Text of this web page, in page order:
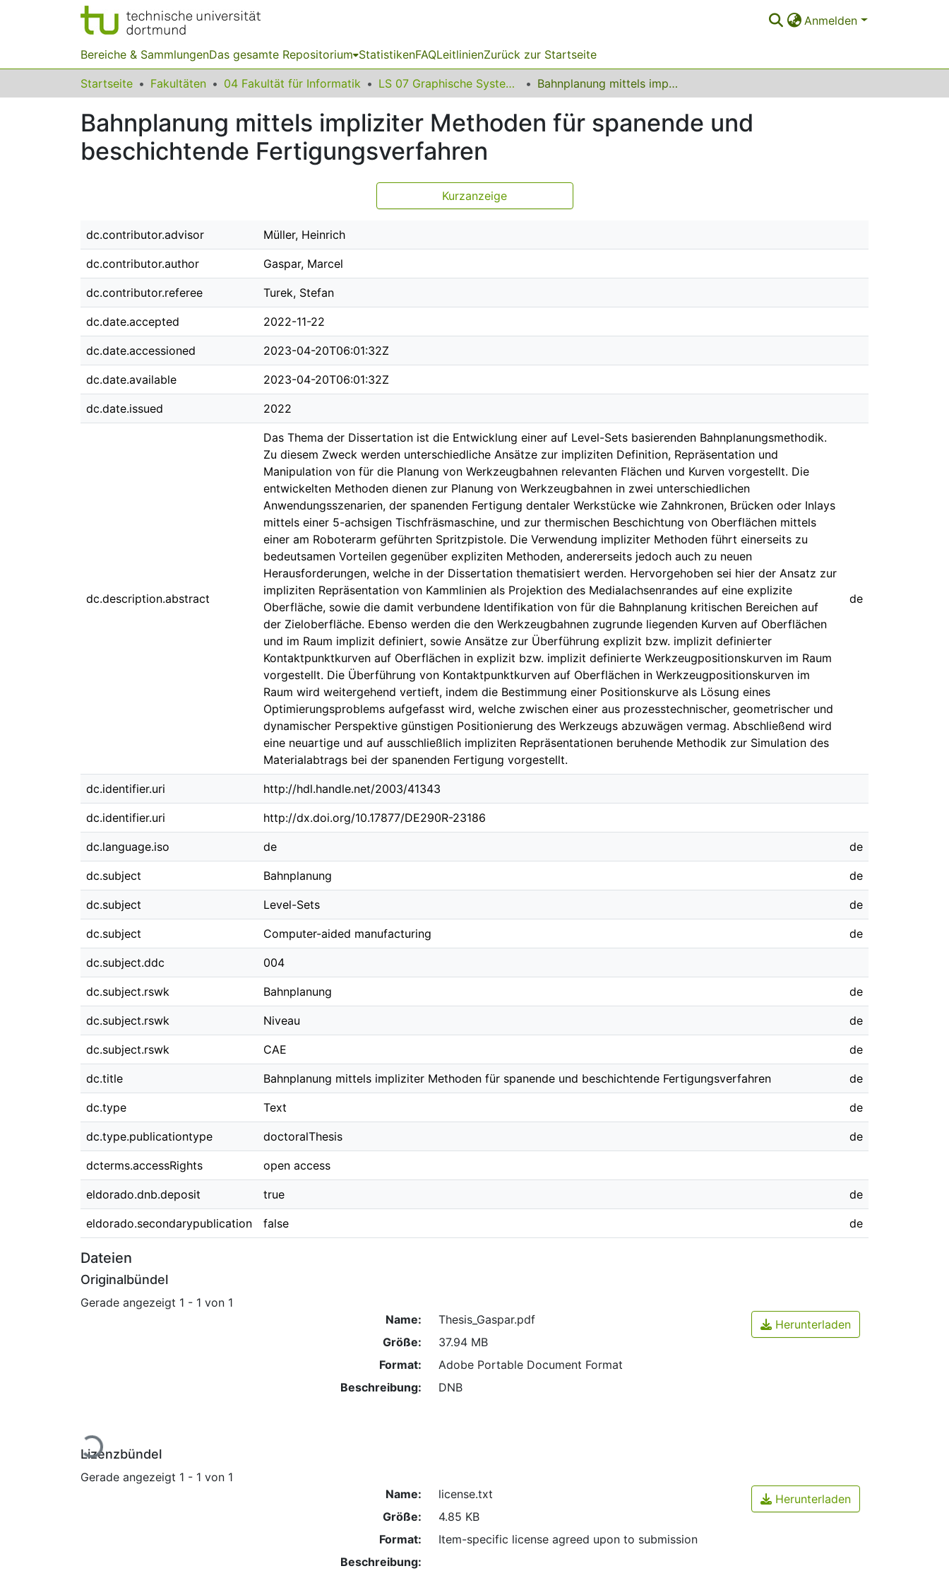
Anmelden
Bereiche & SammlungenDas gesamte Repositorium StatistikenFAQLeitlinienZurück zur Startseite
Startseite Fakultäten 04 Fakultät für Informatik LS 07 Graphische Systeme Bahnplanung mittels impliziter Methoden für spanende und beschichtende Fertigungsverfahren
Bahnplanung mittels impliziter Methoden für spanende und
beschichtende Fertigungsverfahren
Kurzanzeige
dc.contributor.advisor Müller, Heinrich
dc.contributor.author Gaspar, Marcel
dc.contributor.referee Turek, Stefan
dc.date.accepted 2022-11-22
dc.date.accessioned 2023-04-20T06:01:32Z
dc.date.available 2023-04-20T06:01:32Z
dc.date.issued 2022
dc.description.abstract
Das Thema der Dissertation ist die Entwicklung einer auf Level-Sets basierenden Bahnplanungsmethodik.
Zu diesem Zweck werden unterschiedliche Ansätze zur impliziten Definition, Repräsentation und
Manipulation von für die Planung von Werkzeugbahnen relevanten Flächen und Kurven vorgestellt. Die
entwickelten Methoden dienen zur Planung von Werkzeugbahnen in zwei unterschiedlichen
Anwendungsszenarien, der spanenden Fertigung dentaler Werkstücke wie Zahnkronen, Brücken oder Inlays
mittels einer 5-achsigen Tischfräsmaschine, und zur thermischen Beschichtung von Oberflächen mittels
einer am Roboterarm geführten Spritzpistole. Die Verwendung impliziter Methoden führt einerseits zu
bedeutsamen Vorteilen gegenüber expliziten Methoden, andererseits jedoch auch zu neuen
Herausforderungen, welche in der Dissertation thematisiert werden. Hervorgehoben sei hier der Ansatz zur
impliziten Repräsentation von Kammlinien als Projektion des Medialachsenrandes auf eine explizite
Oberfläche, sowie die damit verbundene Identifikation von für die Bahnplanung kritischen Bereichen auf
der Zieloberfläche. Ebenso werden die den Werkzeugbahnen zugrunde liegenden Kurven auf Oberflächen
und im Raum implizit definiert, sowie Ansätze zur Überführung explizit bzw. implizit definierter
Kontaktpunktkurven auf Oberflächen in explizit bzw. implizit definierte Werkzeugpositionskurven im Raum
vorgestellt. Die Überführung von Kontaktpunktkurven auf Oberflächen in Werkzeugpositionskurven im
Raum wird weitergehend vertieft, indem die Bestimmung einer Positionskurve als Lösung eines
Optimierungsproblems aufgefasst wird, welche zwischen einer aus prozesstechnischer, geometrischer und
dynamischer Perspektive günstigen Positionierung des Werkzeugs abzuwägen vermag. Abschließend wird
eine neuartige und auf ausschließlich impliziten Repräsentationen beruhende Methodik zur Simulation des
Materialabtrags bei der spanenden Fertigung vorgestellt.
de
dc.identifier.uri http://hdl.handle.net/2003/41343
dc.identifier.uri http://dx.doi.org/10.17877/DE290R-23186
dc.language.iso de de
dc.subject Bahnplanung de
dc.subject Level-Sets de
dc.subject Computer-aided manufacturing de
dc.subject.ddc 004
dc.subject.rswk Bahnplanung de
dc.subject.rswk Niveau de
dc.subject.rswk CAE de
dc.title Bahnplanung mittels impliziter Methoden für spanende und beschichtende Fertigungsverfahren de
dc.type Text de
dc.type.publicationtype doctoralThesis de
dcterms.accessRights open access
eldorado.dnb.deposit true de
eldorado.secondarypublication false de
Dateien
Originalbündel
Gerade angezeigt 1 - 1 von 1
Lade...
Name:
Thesis_Gaspar.pdf
Größe:
37.94 MB
Format:
Adobe Portable Document Format
Beschreibung:
DNB
Herunterladen
Lizenzbündel
Gerade angezeigt 1 - 1 von 1
Name:
license.txt
Größe:
4.85 KB
Format:
Item-specific license agreed upon to submission
Beschreibung:
Herunterladen